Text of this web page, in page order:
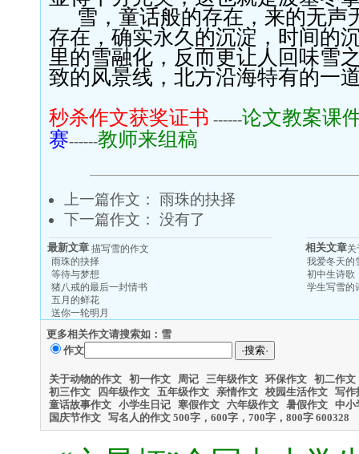
雪，童话般的存在，来的无声
存在，确实永久的沉淀，时间的
里的雪融化，反而更让人回味雪
致的风景线，北方沿海特有的一
秒杀作文获奖证书 ------论文教案课
赛------教师来组稿
上一篇作文： 雨珠的抉择
下一篇作文： 没有了
最新文章 描写雪的作文
雨珠的抉择
等待与梦想
猪八戒的最后一封情书
五月的鲜花
送你一轮明月
相关文章关
我爱冬天的
初中生诗歌
学生写雪的
更多相关作文请搜索如： 雪
作文
关于动物的作文 初一作文 周记 三年级作文 环保作文 初二作文
初三作文
四年级作文 五年级作文 亲情作文 校园生活作文 写作
童话故事作文 小学生日记 寒假作文 六年级作文 暑假作文 中小
国庆节作文 写名人的作文 500字，600字，700字，800字 600328